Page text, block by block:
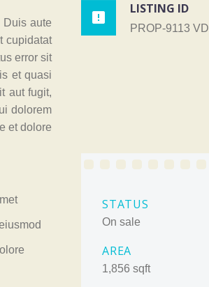
aute
cupidatat
error sit
et quasi
aut fugit,
dolorem
et dolore

LISTING ID
PROP-9113 VD
STATUS
On sale
AREA
1,856 sqft